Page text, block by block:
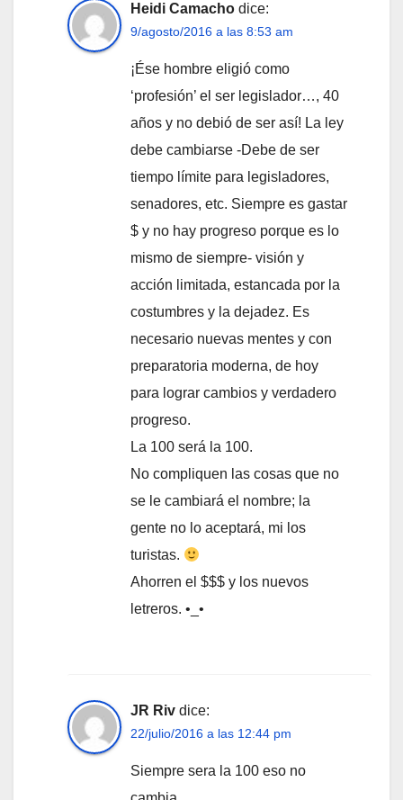
Heidi Camacho dice:
9/agosto/2016 a las 8:53 am
¡Ése hombre eligió como
‘profesión’ el ser legislador…, 40
años y no debió de ser así! La ley
debe cambiarse -Debe de ser
tiempo límite para legisladores,
senadores, etc. Siempre es gastar
$ y no hay progreso porque es lo
mismo de siempre- visión y
acción limitada, estancada por la
costumbres y la dejadez. Es
necesario nuevas mentes y con
preparatoria moderna, de hoy
para lograr cambios y verdadero
progreso.
La 100 será la 100.
No compliquen las cosas que no
se le cambiará el nombre; la
gente no lo aceptará, mi los
turistas.
Ahorren el $$$ y los nuevos
letreros. •_•
JR Riv dice:
22/julio/2016 a las 12:44 pm
Siempre sera la 100 eso no